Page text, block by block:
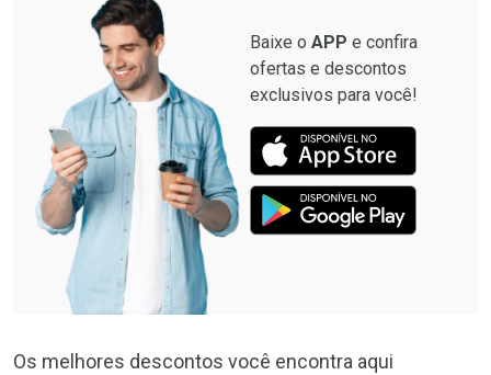
Baixe o APP e confira
ofertas e descontos
exclusivos para você!
Os melhores descontos você encontra aqui